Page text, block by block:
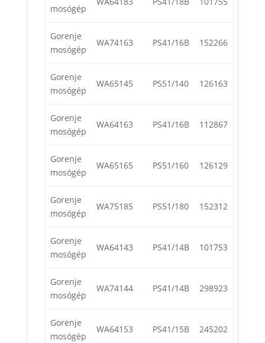
mosógép
Gorenje
mosógép
WA74163 PS41/16B 152266
Gorenje
mosógép
WA65145 PS51/140 126163
Gorenje
mosógép
WA64163 PS41/16B 112867
Gorenje
mosógép
WA65165 PS51/160 126129
Gorenje
mosógép
WA75185 PS51/180 152312
Gorenje
mosógép
WA64143 PS41/14B 101753
Gorenje
mosógép
WA74144 PS41/14B 298923
Gorenje
mosógép
WA64153 PS41/15B 245202